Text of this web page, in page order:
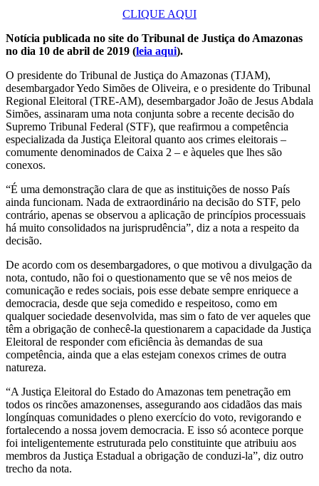
CLIQUE AQUI
Notícia publicada no site do Tribunal de Justiça do Amazonas
no dia 10 de abril de 2019 (leia aqui).
O presidente do Tribunal de Justiça do Amazonas (TJAM),
desembargador Yedo Simões de Oliveira, e o presidente do Tribunal
Regional Eleitoral (TRE-AM), desembargador João de Jesus Abdala
Simões, assinaram uma nota conjunta sobre a recente decisão do
Supremo Tribunal Federal (STF), que reafirmou a competência
especializada da Justiça Eleitoral quanto aos crimes eleitorais –
comumente denominados de Caixa 2 – e àqueles que lhes são
conexos.
“É uma demonstração clara de que as instituições de nosso País
ainda funcionam. Nada de extraordinário na decisão do STF, pelo
contrário, apenas se observou a aplicação de princípios processuais
há muito consolidados na jurisprudência”, diz a nota a respeito da
decisão.
De acordo com os desembargadores, o que motivou a divulgação da
nota, contudo, não foi o questionamento que se vê nos meios de
comunicação e redes sociais, pois esse debate sempre enriquece a
democracia, desde que seja comedido e respeitoso, como em
qualquer sociedade desenvolvida, mas sim o fato de ver aqueles que
têm a obrigação de conhecê-la questionarem a capacidade da Justiça
Eleitoral de responder com eficiência às demandas de sua
competência, ainda que a elas estejam conexos crimes de outra
natureza.
“A Justiça Eleitoral do Estado do Amazonas tem penetração em
todos os rincões amazonenses, assegurando aos cidadãos das mais
longínquas comunidades o pleno exercício do voto, revigorando e
fortalecendo a nossa jovem democracia. E isso só acontece porque
foi inteligentemente estruturada pelo constituinte que atribuiu aos
membros da Justiça Estadual a obrigação de conduzi-la”, diz outro
trecho da nota.